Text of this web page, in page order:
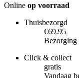
Online op voorraad
Thuisbezorgd
€69.95
Bezorging
Click & collect
gratis
Vandaag